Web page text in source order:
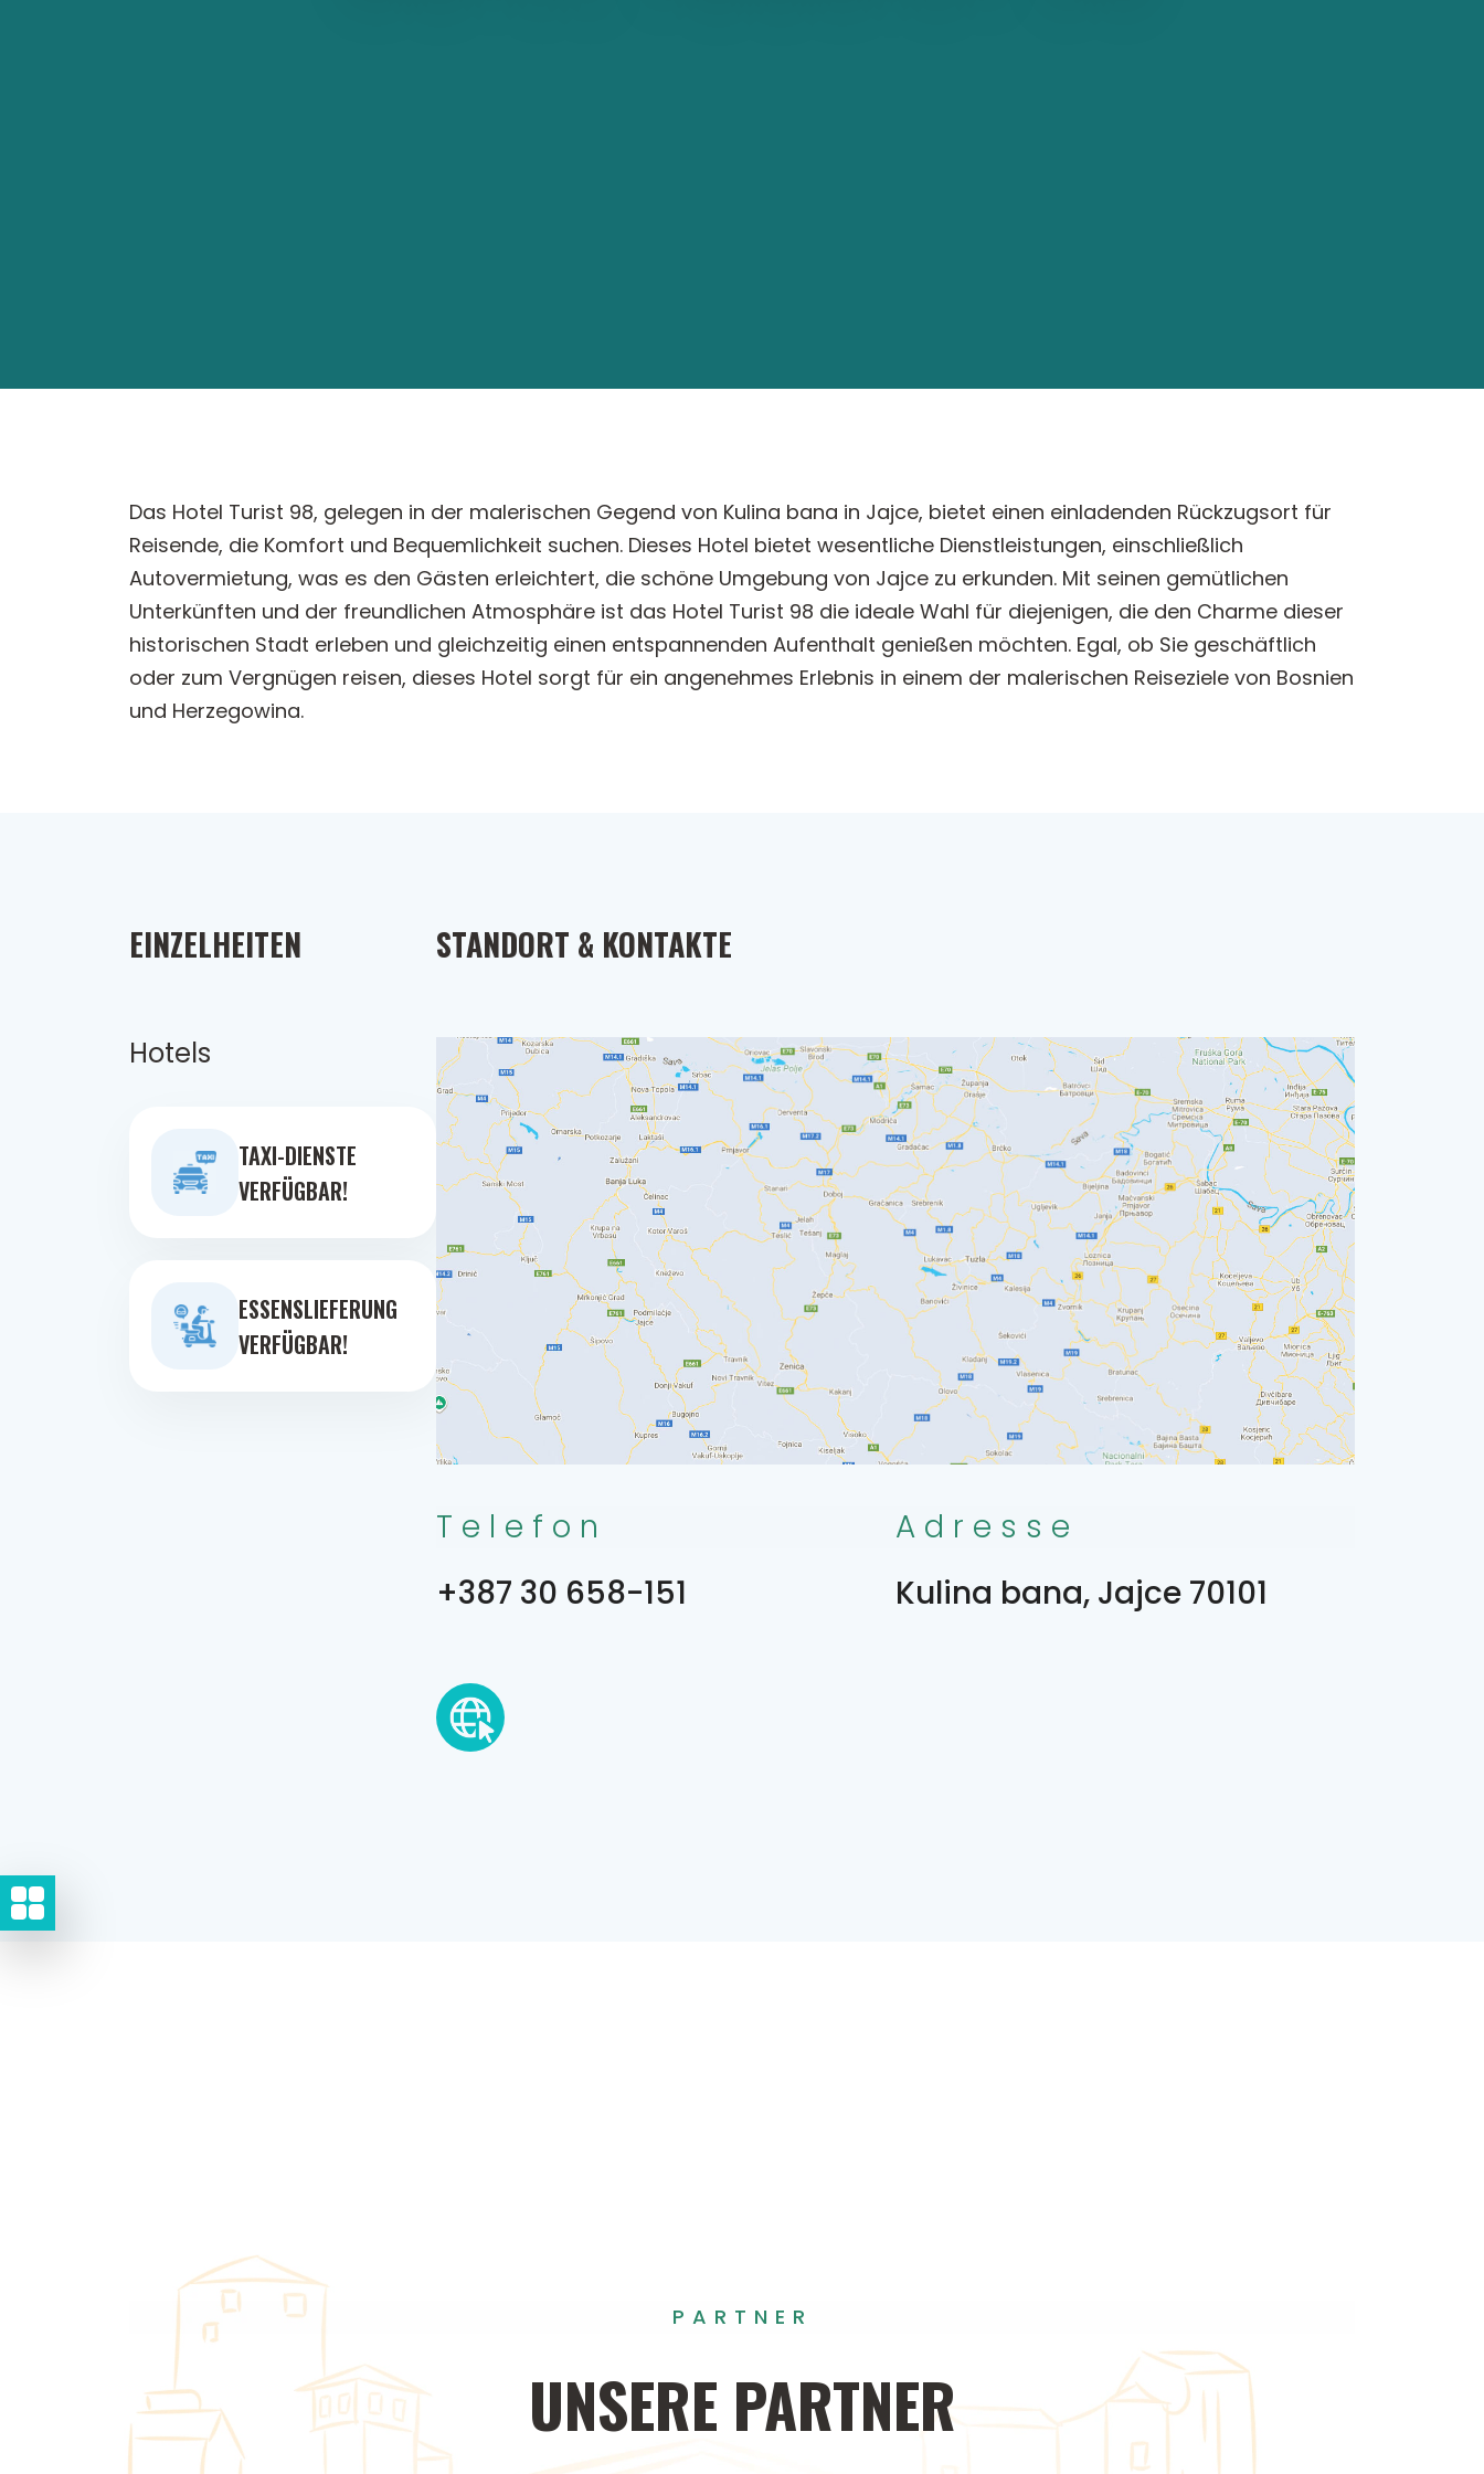
Das Hotel Turist 98, gelegen in der malerischen Gegend von Kulina bana in Jajce, bietet einen einladenden Rückzugsort für
Reisende, die Komfort und Bequemlichkeit suchen. Dieses Hotel bietet wesentliche Dienstleistungen, einschließlich
Autovermietung, was es den Gästen erleichtert, die schöne Umgebung von Jajce zu erkunden. Mit seinen gemütlichen
Unterkünften und der freundlichen Atmosphäre ist das Hotel Turist 98 die ideale Wahl für diejenigen, die den Charme dieser
historischen Stadt erleben und gleichzeitig einen entspannenden Aufenthalt genießen möchten. Egal, ob Sie geschäftlich
oder zum Vergnügen reisen, dieses Hotel sorgt für ein angenehmes Erlebnis in einem der malerischen Reiseziele von Bosnien
und Herzegowina.
EINZELHEITEN
Hotels
TAXI-DIENSTE
VERFÜGBAR!
ESSENSLIEFERUNG
VERFÜGBAR!
STANDORT & KONTAKTE
Telefon
+387 30 658-151
Adresse
Kulina bana, Jajce 70101
PARTNER
UNSERE PARTNER